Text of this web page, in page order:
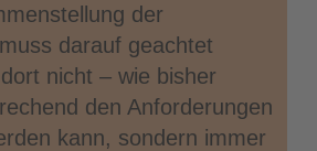
der
darauf geachtet
nicht – wie bisher
den Anforderungen
kann, sondern immer